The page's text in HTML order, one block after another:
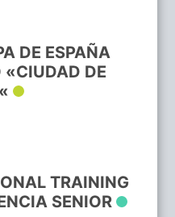
DE ESPAÑA
«CIUDAD DE
TRAINING
SENIOR